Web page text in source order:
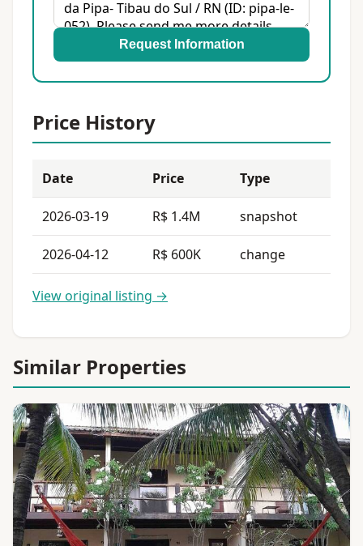
Request Information
Price History
Date Price Type
2026-03-19 R$ 1.4M snapshot
2026-04-12 R$ 600K change
View original listing →
Similar Properties